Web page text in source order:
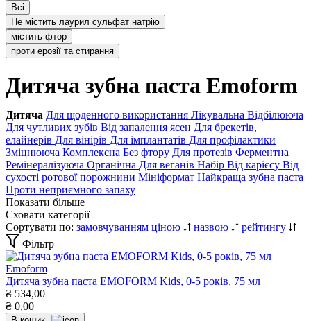
Всі
Не містить лаурил сульфат натрію
містить фтор
проти ерозії та стирання
Дитяча зубна паста Emoform
Дитяча Для щоденного використання Лікувальна Відбілююча
Для чутливих зубів Від запалення ясен Для брекетів,
елайнерів Для вінірів Для імплантатів Для профілактики
Зміцнююча Комплексна Без фтору Для протезів Ферментна
Ремінералізуюча Органічна Для веганів Набір Від карієсу Від
сухості ротової порожнини Мініформат Найкраща зубна паста
Проти неприємного запаху
Показати більше
Сховати категорії
Сортувати по: замовчуванням ціною назвою
рейтингу
Фільтр
Emoform
Дитяча зубна паста EMOFORM Kids, 0-5 років, 75 мл
₴ 534,00
₴ 0,00